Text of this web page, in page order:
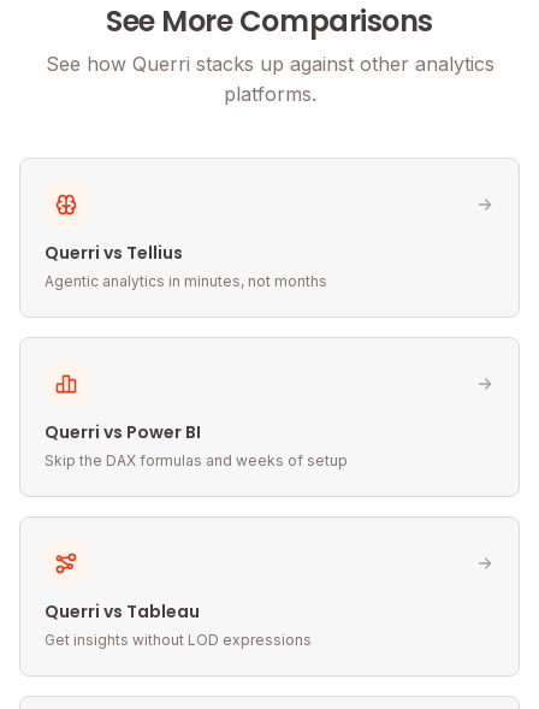
See More Comparisons
See how Querri stacks up against other analytics
platforms.
Querri vs Tellius
Agentic analytics in minutes, not months
Querri vs Power BI
Skip the DAX formulas and weeks of setup
Querri vs Tableau
Get insights without LOD expressions